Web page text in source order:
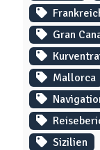
Gran
Mallorca
Sizilien